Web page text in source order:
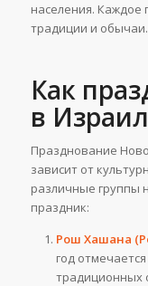
населения. Каждое
традиции и обычаи.
Как
в
Празднование
зависит от
различные группы
праздник:
Рош Хашана
год
традиционных